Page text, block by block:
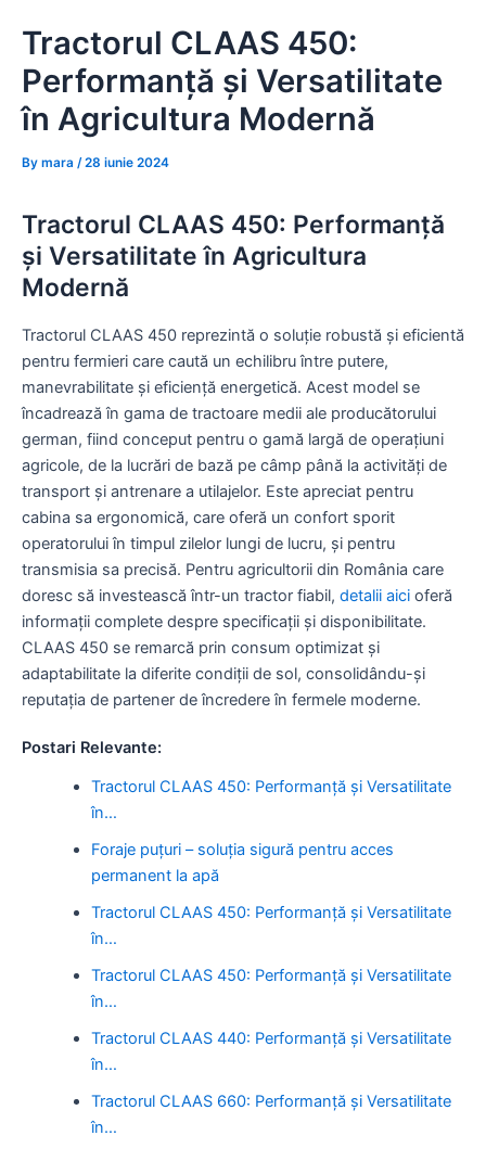
content
Tractorul CLAAS 450:
Performanță și Versatilitate
în Agricultura Modernă
By mara /28 iunie 2024
Tractorul CLAAS 450: Performanță
și Versatilitate în Agricultura
Modernă
Tractorul CLAAS 450 reprezintă o soluție robustă și eficientă
pentru fermieri care caută un echilibru între putere,
manevrabilitate și eficiență energetică. Acest model se
încadrează în gama de tractoare medii ale producătorului
german, fiind conceput pentru o gamă largă de operațiuni
agricole, de la lucrări de bază pe câmp până la activități de
transport și antrenare a utilajelor. Este apreciat pentru
cabina sa ergonomică, care oferă un confort sporit
operatorului în timpul zilelor lungi de lucru, și pentru
transmisia sa precisă. Pentru agricultorii din România care
doresc să investească într-un tractor fiabil, detalii aici oferă
informații complete despre specificații și disponibilitate.
CLAAS 450 se remarcă prin consum optimizat și
adaptabilitate la diferite condiții de sol, consolidându-și
reputația de partener de încredere în fermele moderne.
Postari Relevante:
Tractorul CLAAS 450: Performanță și Versatilitate
în…
Foraje puțuri – soluția sigură pentru acces
permanent la apă
Tractorul CLAAS 450: Performanță și Versatilitate
în…
Tractorul CLAAS 450: Performanță și Versatilitate
în…
Tractorul CLAAS 440: Performanță și Versatilitate
în…
Tractorul CLAAS 660: Performanță și Versatilitate
în…